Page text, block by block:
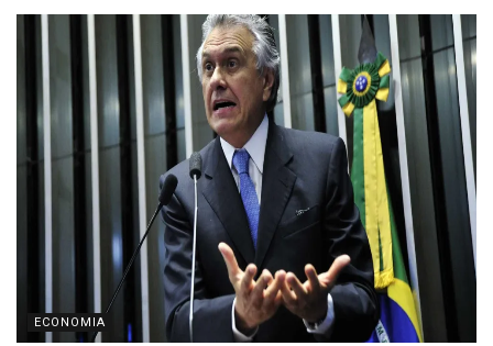
ECONOMIA